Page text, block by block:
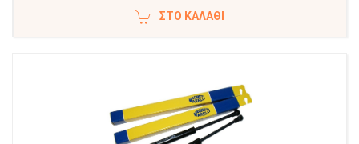
ΣΤΟ ΚΑΛΆΘΙ